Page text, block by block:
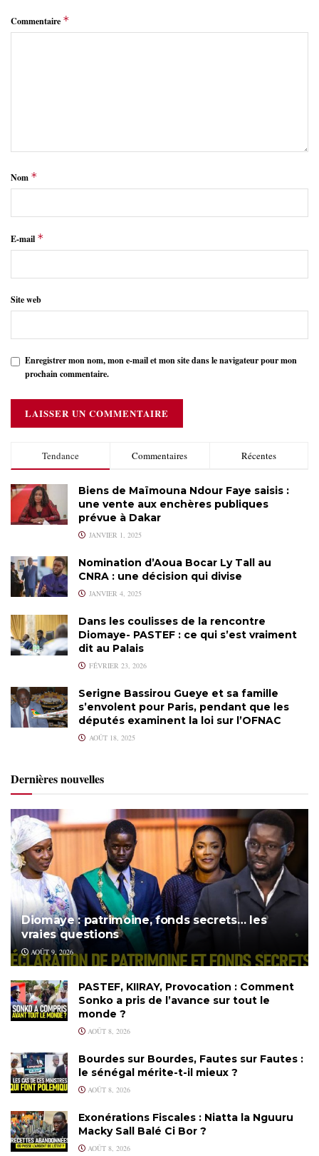
Commentaire *
Nom *
E-mail *
Site web
Enregistrer mon nom, mon e-mail et mon site dans le navigateur pour mon
prochain commentaire.
Tendance Commentaires Récentes
Biens de Maïmouna Ndour Faye saisis :
une vente aux enchères publiques
prévue à Dakar
JANVIER 1, 2025
Nomination d’Aoua Bocar Ly Tall au
CNRA : une décision qui divise
JANVIER 4, 2025
Dans les coulisses de la rencontre
Diomaye- PASTEF : ce qui s’est vraiment
dit au Palais
FÉVRIER 23, 2026
Serigne Bassirou Gueye et sa famille
s’envolent pour Paris, pendant que les
députés examinent la loi sur l’OFNAC
AOÛT 18, 2025
Dernières nouvelles
Diomaye : patrimoine, fonds secrets… les
vraies questions
AOÛT 9, 2026
PASTEF, KIIRAY, Provocation : Comment
Sonko a pris de l’avance sur tout le
monde ?
AOÛT 8, 2026
Bourdes sur Bourdes, Fautes sur Fautes :
le sénégal mérite-t-il mieux ?
AOÛT 8, 2026
Exonérations Fiscales : Niatta la Nguuru
Macky Sall Balé Ci Bor ?
AOÛT 8, 2026